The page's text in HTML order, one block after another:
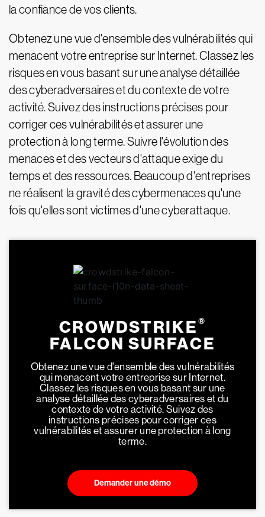
la confiance de vos clients.
Obtenez une vue d'ensemble des vulnérabilités qui
menacent votre entreprise sur Internet. Classez les
risques en vous basant sur une analyse détaillée
des cyberadversaires et du contexte de votre
activité. Suivez des instructions précises pour
corriger ces vulnérabilités et assurer une
protection à long terme. Suivre l'évolution des
menaces et des vecteurs d'attaque exige du
temps et des ressources. Beaucoup d'entreprises
ne réalisent la gravité des cybermenaces qu'une
fois qu'elles sont victimes d'une cyberattaque.
CROWDSTRIKE®
FALCON SURFACE
Obtenez une vue d'ensemble des vulnérabilités
qui menacent votre entreprise sur Internet.
Classez les risques en vous basant sur une
analyse détaillée des cyberadversaires et du
contexte de votre activité. Suivez des
instructions précises pour corriger ces
vulnérabilités et assurer une protection à long
terme.
Demander une démo